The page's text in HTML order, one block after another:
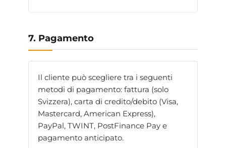
7. Pagamento
Il cliente può scegliere tra i seguenti
metodi di pagamento: fattura (solo
Svizzera), carta di credito/debito (Visa,
Mastercard, American Express),
PayPal, TWINT, PostFinance Pay e
pagamento anticipato.